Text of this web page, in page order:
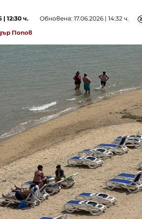
| 12:30 ч. Обновена: 17.06.2026 | 14:32 ч.
Попов